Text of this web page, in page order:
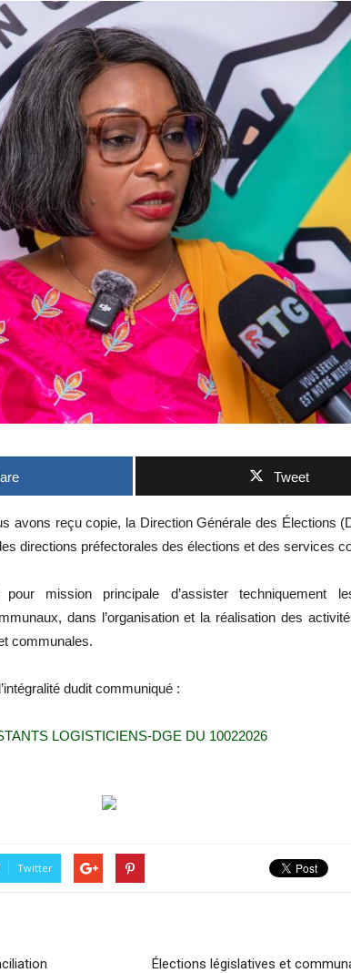
Tweet
avons reçu copie, la Direction Générale des Élections
directions préfectorales des élections et des services
mission principale d’assister techniquement
dans l’organisation et la réalisation des
communales.
dudit communiqué :
LOGISTICIENS-DGE DU 10022026
Twitter
Élections législatives et